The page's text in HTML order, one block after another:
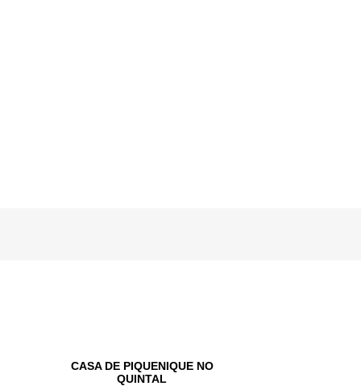
CASA DE PIQUENIQUE NO
QUINTAL